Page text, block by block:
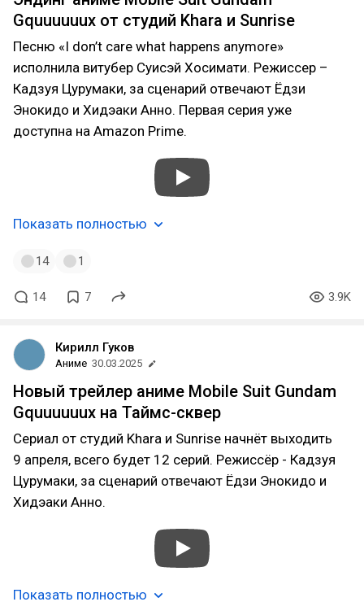
Gquuuuuux от студий Khara и Sunrise
Песню «I don’t care what happens anymore»
исполнила витубер Суисэй Хоcимати. Режиссер –
Кадзуя Цурумаки, за сценарий отвечают Ёдзи
Энокидо и Хидэаки Анно. Первая серия уже
доступна на Amazon Prime.
Показать полностью
14 1
14 7 3.9K
Кирилл Гуков
Аниме 30.03.2025
Новый трейлер аниме Mobile Suit Gundam
Gquuuuuux на Таймс-сквер
Сериал от студий Khara и Sunrise начнёт выходить
9 апреля, всего будет 12 серий. Режиссёр - Кадзуя
Цурумаки, за сценарий отвечают Ёдзи Энокидо и
Хидэаки Анно.
Показать полностью